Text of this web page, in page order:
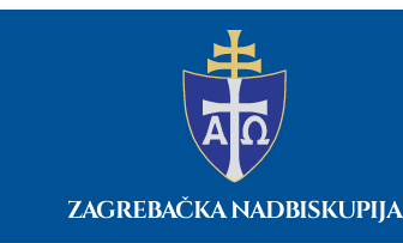
ZAGREBAČKA NADBISKUPIJA